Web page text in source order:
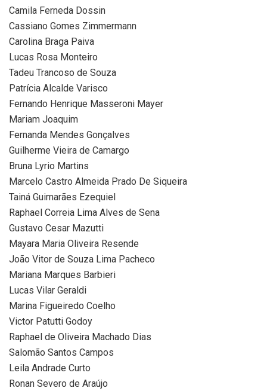
Camila Ferneda Dossin
Cassiano Gomes Zimmermann
Carolina Braga Paiva
Lucas Rosa Monteiro
Tadeu Trancoso de Souza
Patrícia Alcalde Varisco
Fernando Henrique Masseroni Mayer
Mariam Joaquim
Fernanda Mendes Gonçalves
Guilherme Vieira de Camargo
Bruna Lyrio Martins
Marcelo Castro Almeida Prado De Siqueira
Tainá Guimarães Ezequiel
Raphael Correia Lima Alves de Sena
Gustavo Cesar Mazutti
Mayara Maria Oliveira Resende
João Vitor de Souza Lima Pacheco
Mariana Marques Barbieri
Lucas Vilar Geraldi
Marina Figueiredo Coelho
Victor Patutti Godoy
Raphael de Oliveira Machado Dias
Salomão Santos Campos
Leila Andrade Curto
Ronan Severo de Araújo